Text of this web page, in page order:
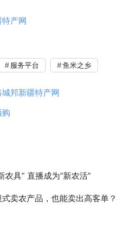
产网
服务平台 鱼米之乡
城邦新疆特产网
农具” 直播成为“新农活”
卖农产品，也能卖出高客单？